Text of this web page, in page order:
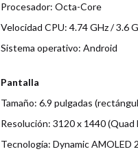
Procesador: Octa-Core
Velocidad CPU: 4.74 GHz / 3.6
Sistema operativo: Android
Pantalla
Tamaño: 6.9 pulgadas
Resolución: 3120 x 1440 (Quad
Tecnología: Dynamic AMOLED